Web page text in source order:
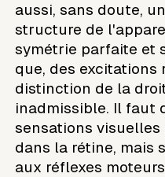
aussi, sans doute,
structure de
symétrie parfaite et
que, des excitations
distinction de la
inadmissible. Il faut
sensations
dans la rétine, mais
aux réflexes